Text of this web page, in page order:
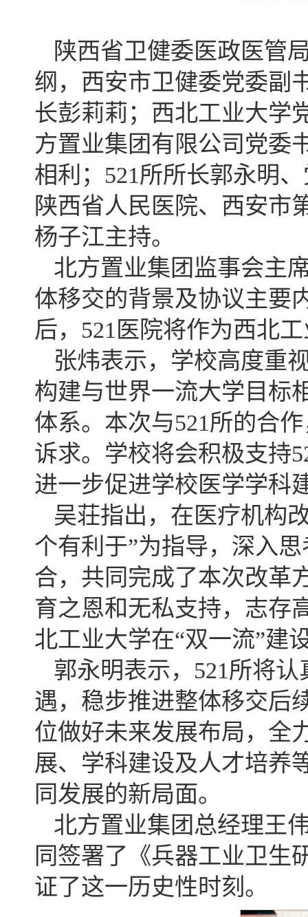
陕西省卫健委医政医管
纲，西安市卫健委党委副
长彭莉莉；西北工业大学
方置业集团有限公司党委
相利；521所所长郭永明
陕西省人民医院、西安市
杨子江主持。
北方置业集团监事会主
体移交的背景及协议主要
后，521医院将作为西北
张炜表示，学校高度重
构建与世界一流大学目标
体系。本次与521所的合
诉求。学校将会积极支持
进一步促进学校医学学科
吴荘指出，在医疗机构
个有利于”为指导，深入
合，共同完成了本次改革
育之恩和无私支持，志存
北工业大学在“双一流”建
郭永明表示，521所将
遇，稳步推进整体移交后
位做好未来发展布局，全
展、学科建设及人才培养
同发展的新局面。
北方置业集团总经理王
同签署了《兵器工业卫生
证了这一历史性时刻。